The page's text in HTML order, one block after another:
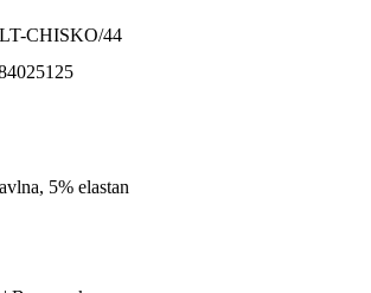
Bez vrecka
pot | Odolá špine | Znižuje zápach |
nehodnotil.